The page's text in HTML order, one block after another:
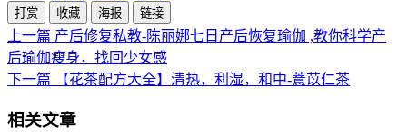
打赏 收藏 海报 链接
上一篇 产后修复私教-陈丽娜七日产后恢复瑜伽 ,教你科学产
后瑜伽瘦身，找回少女感
下一篇
【花茶配方大全】清热，利湿，和中-薏苡仁茶
相关文章